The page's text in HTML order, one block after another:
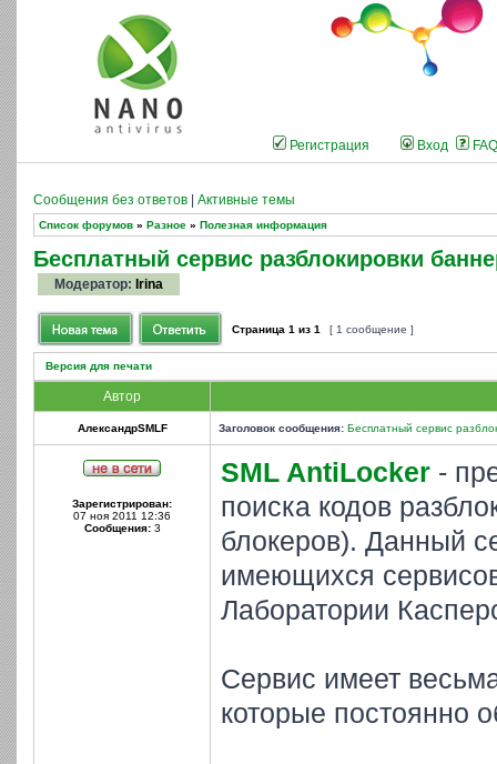
Регистрация Вход FAQ
Сообщения без ответов Активные темы
Список форумов » Разное » Полезная информация
Бесплатный сервис разблокировки
Модератор: Irina
Страница 1 из 1 [ 1 сообщение ]
Версия для печати
Автор
АлександрSMLF Заголовок сообщения: Бесплатный сервис
Зарегистрирован:
07 ноя 2011 12:36
Сообщения:3
SML AntiLocker -
поиска кодов
блокеров). Данный
имеющихся
Лаборатории
Сервис имеет
которые постоянно